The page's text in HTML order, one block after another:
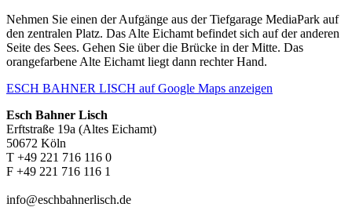
Nehmen Sie einen der Aufgänge aus der Tiefgarage MediaPark auf
den zentralen Platz. Das Alte Eichamt befindet sich auf der anderen
Seite des Sees. Gehen Sie über die Brücke in der Mitte. Das
orangefarbene Alte Eichamt liegt dann rechter Hand.
ESCH BAHNER LISCH auf Google Maps anzeigen
Esch Bahner Lisch
Erftstraße 19a (Altes Eichamt)
50672 Köln
T +49 221 716 116 0
F +49 221 716 116 1
info@eschbahnerlisch.de